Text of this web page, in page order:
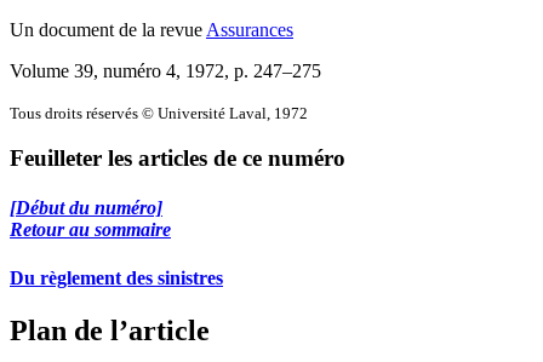
Un document de la revue Assurances
Volume 39, numéro 4, 1972, p. 247–275
Tous droits réservés © Université Laval, 1972
Feuilleter les articles de ce numéro
[Début du numéro]
Retour au sommaire
Du règlement des sinistres
Plan de l’article